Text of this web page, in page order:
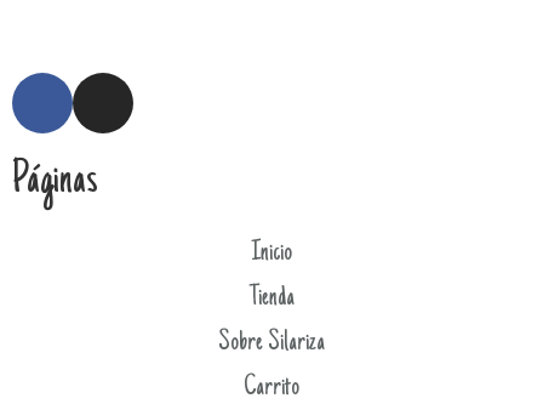
Páginas
Inicio
Tienda
Sobre Silariza
Carrito